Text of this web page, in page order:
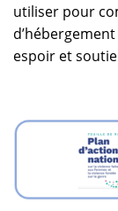
utiliser pour
espoir et